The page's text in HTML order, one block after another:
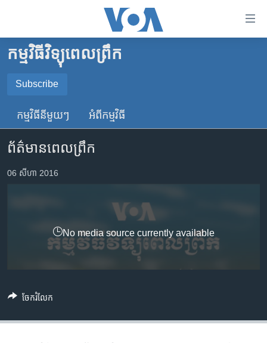
គេហទំព័រ​
ទាក់ទង
រំលង​
ទំព័រ​
ព័ត៌មាន​​
តែ​
រំលង​
ចូល​
កម្ពុជា
អន្តរជាតិ
ចិន
ហេឡូវីអូអេ
កម្ពុជាច្នៃប្រតិដ្ឋ
វិទ្យុ / ផតខាសថ៍
បណ្តាញ​សង្គម
កម្មវិធីវិទ្យុពេលព្រឹក
Subscribe
SUBSCRIBE
ទទួល​​​សេវា​​​ Podcast
កម្មវិធី​នីមួយៗ អំពី​កម្មវិធី​
ព័ត៌មានពេលព្រឹក
06 សីហា 2016
No media source currently available
ចែករំលែក